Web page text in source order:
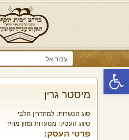
פתח סרגל נגישות
מיסטר גרין
סוג הכשרות: למהדרין חלבי
סיווג העסק: מסעדות ומזון מהיר
פרטי העסק: